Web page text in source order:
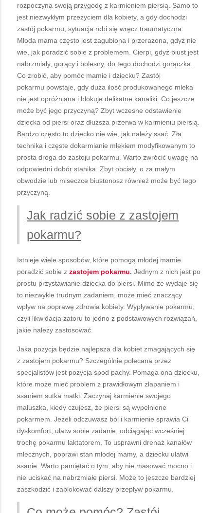
rozpoczyna swoją przygodę z karmieniem piersią. Samo to
jest niezwykłym przeżyciem dla kobiety, a gdy dochodzi
zastój pokarmu, sytuacja robi się wręcz traumatyczna.
Młoda mama często jest zagubiona i przerażona, gdyż nie
wie, jak poradzić sobie z problemem. Cierpi, gdyż biust jest
nabrzmiały, gorący i bolesny, do tego dochodzi gorączka.
Co zrobić, aby pomóc mamie i dziecku? Zastój
pokarmu powstaje, gdy duża ilość produkowanego mleka
nie jest opróżniana i blokuje delikatne kanaliki. Co jeszcze
może być jego przyczyną? Zbyt wczesne odstawienie
dziecka od piersi oraz dłuższa przerwa w karmieniu piersią.
Bardzo często to dziecko nie wie, jak należy ssać. Zła
technika i częste dokarmianie mlekiem modyfikowanym to
prosta droga do zastoju pokarmu. Warto zwrócić uwagę na
odpowiedni dobór stanika. Zbyt obcisły, o za małym
obwodzie lub miseczce biustonosz również może być tego
przyczyną.
Jak radzić sobie z zastojem
pokarmu?
Istnieje wiele sposobów, które pomogą młodej mamie
poradzić sobie z zastojem pokarmu. Jednym z nich jest po
prostu przystawianie dziecka do piersi. Mimo że wydaje się
to niezwykle trudnym zadaniem, może mieć znaczący
wpływ na poprawę zdrowia kobiety. Wypływanie pokarmu,
czyli likwidacja zatoru to jedno z podstawowych rozwiązań,
jakie należy zastosować.
Jaka pozycja będzie najlepsza dla kobiet zmagających się
z zastojem pokarmu? Szczególnie polecana przez
specjalistów jest pozycja spod pachy. Pomaga ona dziecku,
które może mieć problem z prawidłowym złapaniem i
ssaniem sutka matki. Zaczynaj karmienie swojego
maluszka, kiedy czujesz, że piersi są wypełnione
pokarmem. Jeżeli odczuwasz ból i karmienie sprawia Ci
dyskomfort, ułatw sobie zadanie, odciągając wcześniej
trochę pokarmu laktatorem. To usprawni drenaż kanałów
mlecznych, poprawi stan młodej mamy, a dziecku ułatwi
ssanie. Warto pamiętać o tym, aby nie masować mocno i
nie uciskać na nabrzmiałe piersi. Może to jeszcze bardziej
zaszkodzić i zablokować dalszy przepływ pokarmu.